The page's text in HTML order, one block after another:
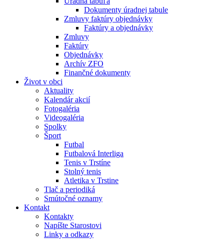
Dokumenty úradnej tabule
Zmluvy faktúry objednávky
Faktúry a objednávky
Zmluvy
Faktúry
Objednávky
Archív ZFO
Finančné dokumenty
Život v obci
Aktuality
Kalendár akcií
Fotogaléria
Videogaléria
Spolky
Šport
Futbal
Futbalová Interliga
Tenis v Trstíne
Stolný tenis
Atletika v Trstine
Tlač a periodiká
Smútočné oznamy
Kontakt
Kontakty
Napíšte Starostovi
Linky a odkazy